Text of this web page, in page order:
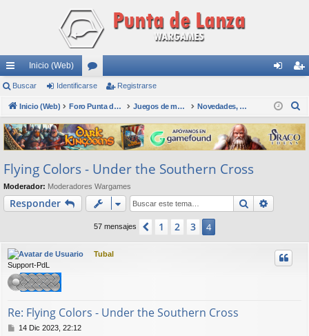
nl
ac
es
rá
pi
do
s
Inicio (Web)
or
os nti
fic
ar
ist
ra
rs
Buscar Identificarse Registrarse
Inicio (Web) Foro Punta de Lanza Wargames Juegos de mesa físicos y digitales Novedades, Wargames y Juegos en general, Dudas
s
c
Flying Colors - Under the Southern Cross
Moderador: Moderadores Wargames
Responder Buscar
57 mensajes Anterior
1 2 3 4
Tubal
Support-PdL
Re: Flying Colors - Under the Southern Cross
M14 Dic 2023, 22:12